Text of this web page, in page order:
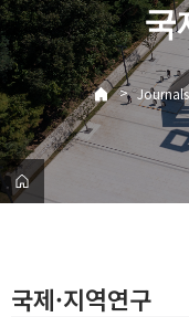
국
> Journals
국제·지역연구